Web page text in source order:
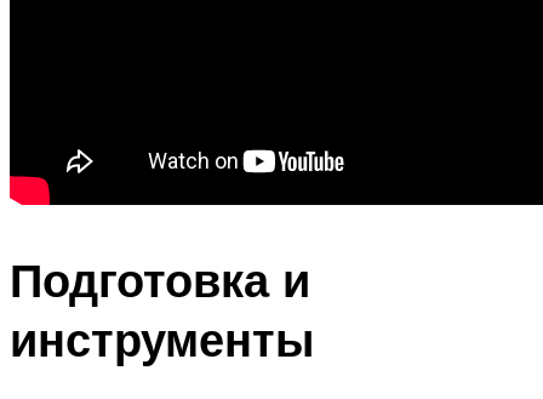
Подготовка и
инструменты